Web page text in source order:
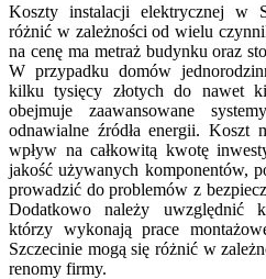
Koszty instalacji elektrycznej w
różnić w zależności od wielu
na cenę ma metraż budynku oraz
W przypadku domów
kilku tysięcy złotych do nawet
obejmuje zaawansowane
odnawialne źródła energii. Koszt
wpływ na całkowitą kwotę
jakość używanych komponentów,
prowadzić do problemów z
Dodatkowo należy uwzględnić
którzy wykonają prace
Szczecinie mogą się różnić w
renomy firmy.